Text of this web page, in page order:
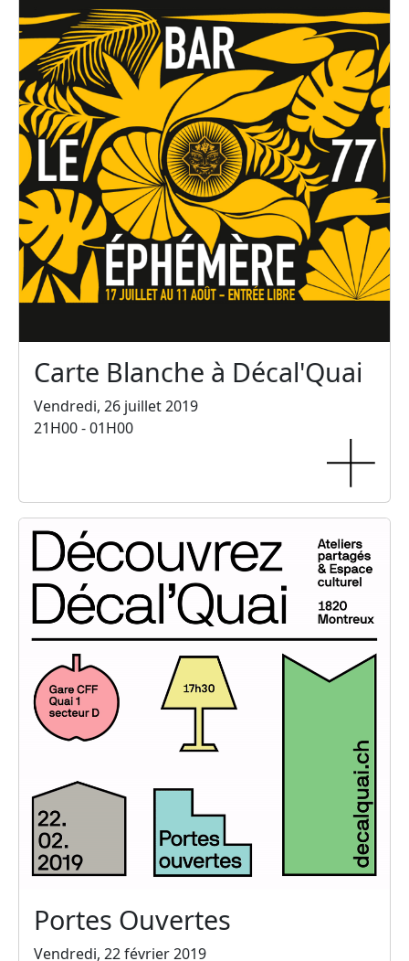
Carte Blanche à Décal'Quai
Vendredi, 26 juillet 2019
21H00 - 01H00
Portes Ouvertes
Vendredi, 22 février 2019